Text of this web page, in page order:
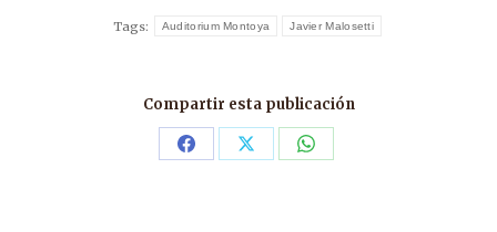
Tags: Auditorium Montoya Javier Malosetti
Compartir esta publicación
Share Share Share